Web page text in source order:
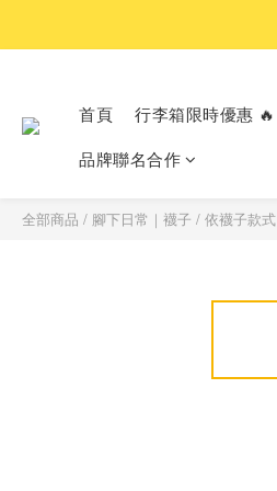
首頁 行李箱限時優惠 🔥
品牌聯名合作
全部商品 / 腳下日常｜襪子 / 依襪子款式